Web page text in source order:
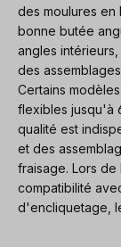
des moulures en
bonne butée
angles
des
Certains
flexibles jusqu'à
qualité est
et des
fraisage. Lors
compatibilité
d'encliquetage,